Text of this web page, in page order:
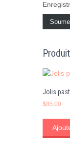
Jolis
$85.00